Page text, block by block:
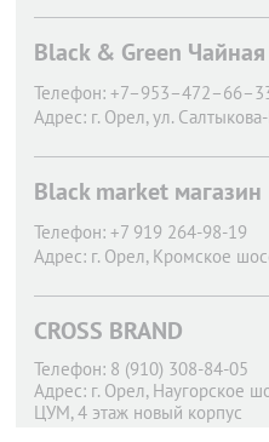
Black & Green
Телефон:
Адрес: г. Орел, ул.
Black market магазин
Телефон: +7 919 264-98-19
Адрес: г. Орел, Кромское
CROSS BRAND
Телефон: 8 (910) 308-84-05
Адрес: г. Орел, Наугорское
ЦУМ, 4 этаж новый корпус